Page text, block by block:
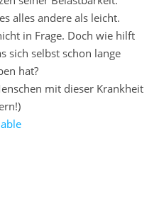
alles andere als leicht.
in Frage. Doch wie hilft
sich selbst schon lange
hat?
mit dieser Krankheit